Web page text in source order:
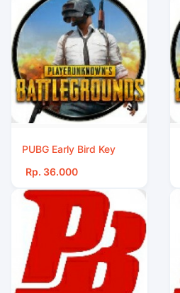
PUBG Early Bird Key
Rp. 36.000